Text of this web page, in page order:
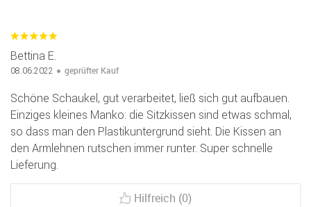
Bettina E.
08.06.2022 geprüfter Kauf
Schöne Schaukel, gut verarbeitet, ließ sich gut aufbauen.
Einziges kleines Manko: die Sitzkissen sind etwas schmal,
so dass man den Plastikuntergrund sieht. Die Kissen an
den Armlehnen rutschen immer runter. Super schnelle
Lieferung.
Hilfreich (0)